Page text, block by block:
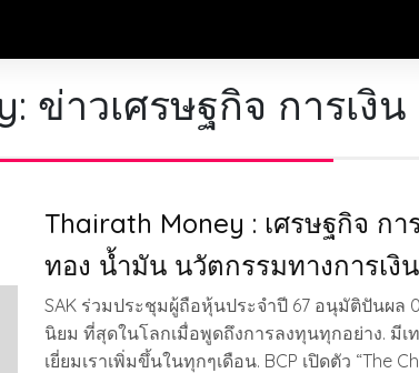
ข่าวเศรษฐกิจ การเงิน
Thairath Money : เศรษฐกิจ ก
ทอง น้ำมัน นวัตกรรมทางการเงิน
SAK ร่วมประชุมผู้ถือหุ้นประจำปี 67 อนุมัติปันผล
นิยม ที่สุดในโลกเมื่อพูดถึงการลงทุนทุกอย่าง. มีเ
เยี่ยมเราเพิ่มขึ้นในทุกๆเดือน. BCP เปิดตัว “The